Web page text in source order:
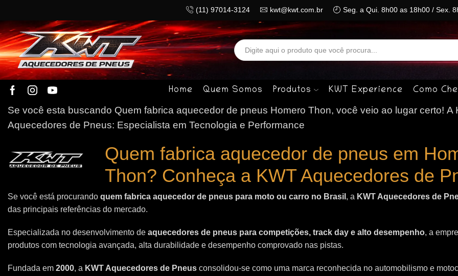
(11) 97014-3124 kwt@kwt.com.br Seg. a Qui. 8h00 as 18h00 / Sex.
Search
input
Home Quem Somos Produtos KWT Experience Como
Se você esta buscando Quem fabrica aquecedor de pneus Homero Thon, você veio ao lugar certo! A
Aquecedores de Pneus: Especialista em Tecnologia e Performance
Quem fabrica aquecedor de pneus em
Thon? Conheça a KWT Aquecedores de
Se você está procurando quem fabrica aquecedor de pneus para moto ou carro no Brasil , a KWT Aquecedores de
das principais referências do mercado.
Especializada no desenvolvimento de aquecedores de pneus para competições, track day e alto desempenho, a
produtos com tecnologia avançada, alta durabilidade e desempenho comprovado nas pistas.
Fundada em 2000, a KWT Aquecedores de Pneus consolidou-se como uma marca reconhecida no automobilismo e